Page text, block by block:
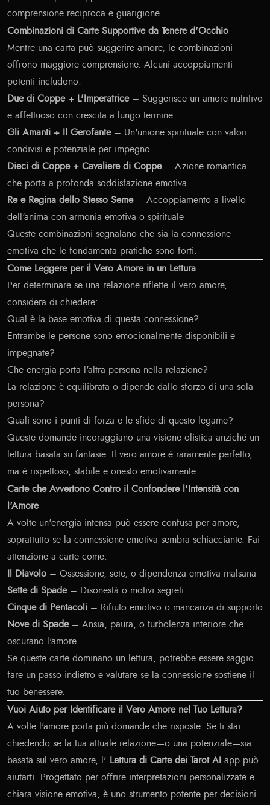
comprensione reciproca e guarigione.
Combinazioni di Carte Supportive da Tenere d'Occhio
Mentre una carta può suggerire amore, le combinazioni
offrono maggiore comprensione. Alcuni accoppiamenti
potenti includono:
Due di Coppe + L'Imperatrice– Suggerisce un amore nutritivo
e affettuoso con crescita a lungo termine
Gli Amanti + Il Gerofante– Un'unione spirituale con valori
condivisi e potenziale per impegno
Dieci di Coppe + Cavaliere di Coppe– Azione romantica
che porta a profonda soddisfazione emotiva
Re e Regina dello Stesso Seme– Accoppiamento a livello
dell'anima con armonia emotiva o spirituale
Queste combinazioni segnalano che sia la connessione
emotiva che le fondamenta pratiche sono forti.
Come Leggere per il Vero Amore in un Lettura
Per determinare se una relazione riflette il vero amore,
considera di chiedere:
Qual è la base emotiva di questa connessione?
Entrambe le persone sono emocionalmente disponibili e
impegnate?
Che energia porta l'altra persona nella relazione?
La relazione è equilibrata o dipende dallo sforzo di una sola
persona?
Quali sono i punti di forza e le sfide di questo legame?
Queste domande incoraggiano una visione olistica anziché un
lettura basata su fantasie. Il vero amore è raramente perfetto,
ma è rispettoso, stabile e onesto emotivamente.
Carte che Avvertono Contro il Confondere l'Intensità con
l'Amore
A volte un'energia intensa può essere confusa per amore,
soprattutto se la connessione emotiva sembra schiacciante. Fai
attenzione a carte come:
Il Diavolo – Ossessione, sete, o dipendenza emotiva malsana
Sette di Spade– Disonestà o motivi segreti
Cinque di Pentacoli – Rifiuto emotivo o mancanza di supporto
Nove di Spade– Ansia, paura, o turbolenza interiore che
oscurano l'amore
Se queste carte dominano un lettura, potrebbe essere saggio
fare un passo indietro e valutare se la connessione sostiene il
tuo benessere.
Vuoi Aiuto per Identificare il Vero Amore nel Tuo Lettura?
A volte l'amore porta più domande che risposte. Se ti stai
chiedendo se la tua attuale relazione—o una potenziale—sia
basata sul vero amore, l' Lettura di Carte dei Tarot AI app può
aiutarti. Progettato per offrire interpretazioni personalizzate e
chiara visione emotiva, è uno strumento potente per decisioni